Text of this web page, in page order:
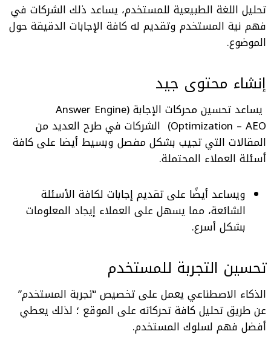
تحليل اللغة الطبيعية للمستخدم، يساعد ذلك الشركات في
فهم نية المستخدم وتقديم له كافة الإجابات الدقيقة حول
الموضوع.
إنشاء محتوى جيد
يساعد
تحسين محركات الإجابة (Answer Engine
Optimization – AEO) الشركات في طرح العديد من
المقالات التي تجيب بشكل مفصل وبسيط أيضا على كافة
أسئلة العملاء المحتملة.
ويساعد أيضًا على تقديم إجابات لكافة الأسئلة
الشائعة، مما يسهل على العملاء إيجاد المعلومات
بشكل أسرع.
تحسين التجربة للمستخدم
الذكاء الاصطناعي يعمل على تخصيص “تجربة المستخدم”
عن طريق تحليل كافة تحركاته على الموقع ؛ لذلك يعطي
أفضل فهم لسلوك المستخدم.